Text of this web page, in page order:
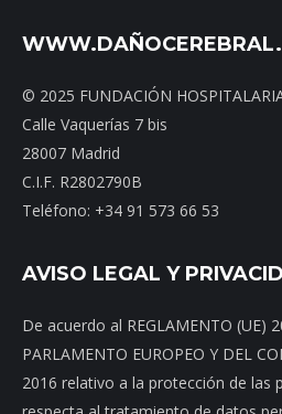
© 2025 FUNDACIÓN
Calle Vaquerías 7 bis
28007 Madrid
C.I.F. R2802790B
Teléfono: +34 91 573 66 53
AVISO LEGAL Y
De acuerdo al REGLAMENTO (UE)
PARLAMENTO EUROPEO Y DEL
2016 relativo a la protección de las